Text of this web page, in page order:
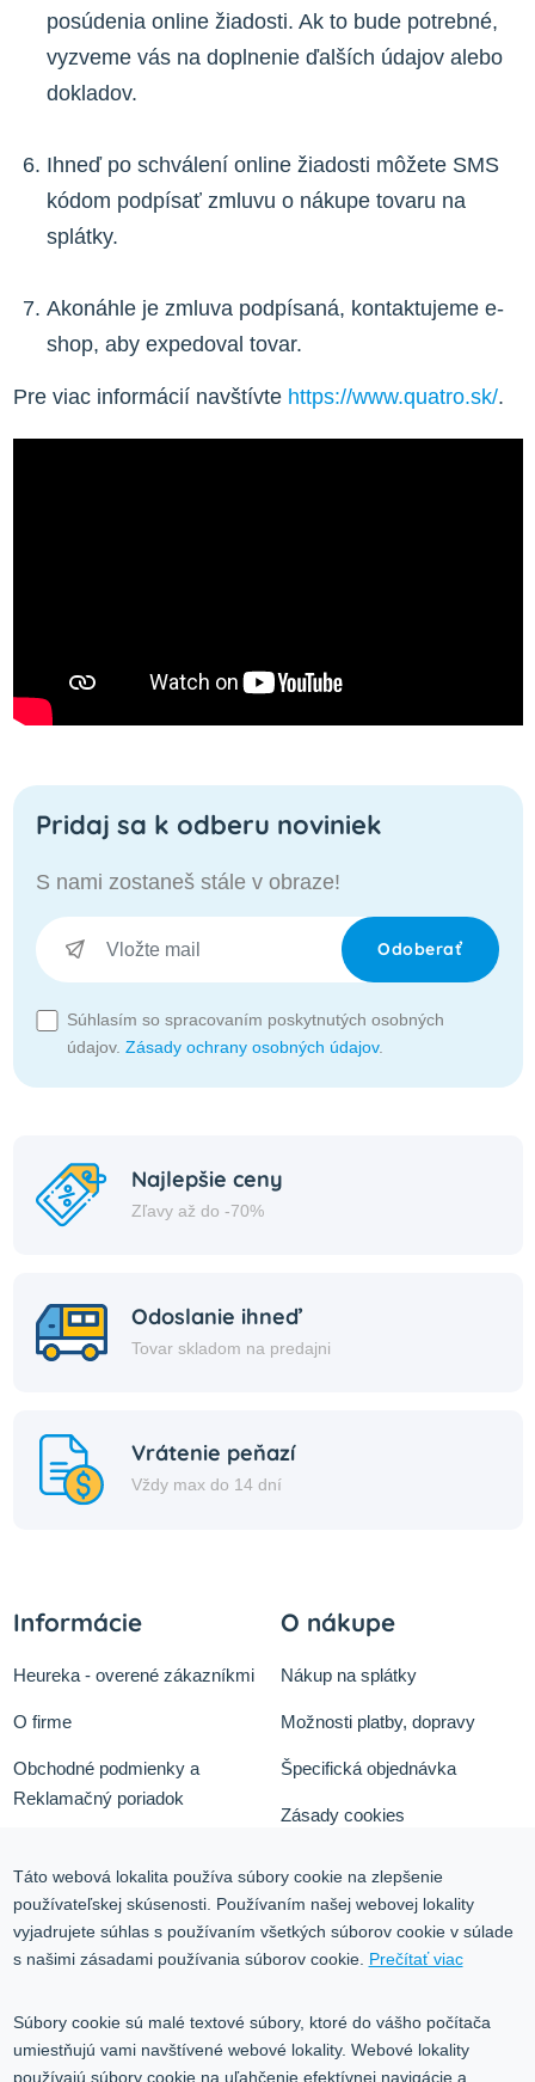
posúdenia online žiadosti. Ak to bude potrebné,
vyzveme vás na doplnenie ďalších údajov alebo
dokladov.
Ihneď po schválení online žiadosti môžete SMS
kódom podpísať zmluvu o nákupe tovaru na
splátky.
Akonáhle je zmluva podpísaná, kontaktujeme e-
shop, aby expedoval tovar.
Pre viac informácií navštívte https://www.quatro.sk/.
Pridaj sa k odberu noviniek
S nami zostaneš stále v obraze!
Odoberať
Súhlasím so spracovaním poskytnutých osobných
údajov. Zásady ochrany osobných údajov.
Najlepšie ceny
Zľavy až do -70%
Odoslanie ihneď
Tovar skladom na predajni
Vrátenie peňazí
Vždy max do 14 dní
Informácie
Heureka - overené zákazníkmi
O firme
Obchodné podmienky a
Reklamačný poriadok
Kontakt
O nákupe
Nákup na splátky
Možnosti platby, dopravy
Špecifická objednávka
Zásady cookies
Blog
Volgogradská 9, 08001 Prešov
Táto webová lokalita používa súbory cookie na zlepšenie
používateľskej skúsenosti. Používaním našej webovej lokality
vyjadrujete súhlas s používaním všetkých súborov cookie v súlade
s našimi zásadami používania súborov cookie. Prečítať viac
Súbory cookie sú malé textové súbory, ktoré do vášho počítača
umiestňujú vami navštívené webové lokality. Webové lokality
používajú súbory cookie na uľahčenie efektívnej navigácie a